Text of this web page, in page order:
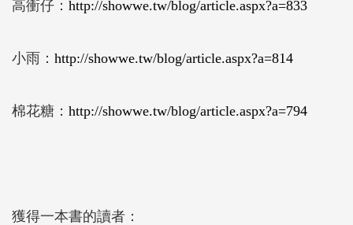
高衝仔： http://showwe.tw/blog/article.aspx?a=833
小雨： http://showwe.tw/blog/article.aspx?a=814
棉花糖： http://showwe.tw/blog/article.aspx?a=794
獲得一本書的讀者：